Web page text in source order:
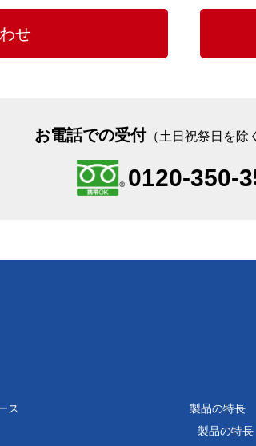
せ
お電話での受付（土日祝祭日を除
0120-350-
ス
製品の特長
製品の特長